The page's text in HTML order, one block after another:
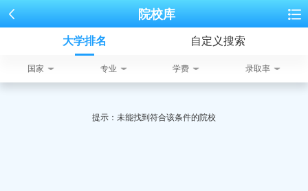
院校库
大学排名 自定义搜索
国家 专业 学费 录取率
提示：未能找到符合该条件的院校